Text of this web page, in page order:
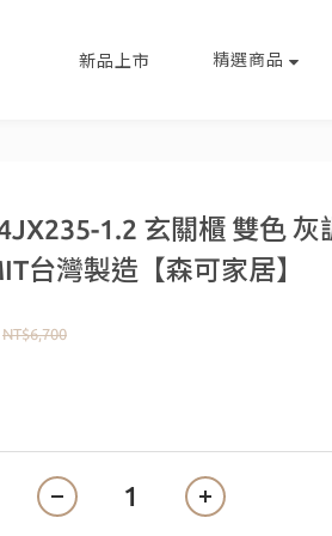
新品上市 精選商品
1.2 玄關櫃 雙色 灰
台灣製造【森可家居】
NT$6,700